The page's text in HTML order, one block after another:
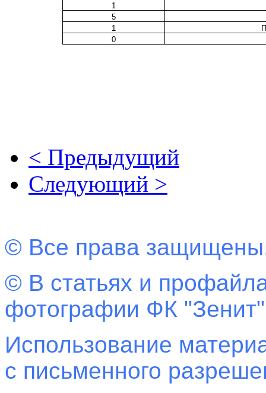
1
5
1
0
< Предыдущий
Следующий >
© Все права
© В статьях и
фотографии ФК
Использование
с письменного